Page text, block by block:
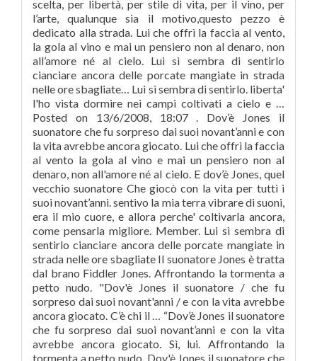
scelta, per libertà, per stile di vita, per il vino, per
l’arte, qualunque sia il motivo,questo pezzo è
dedicato alla strada. Lui che offrì la faccia al vento,
la gola al vino e mai un pensiero non al denaro, non
all’amore né al cielo. Lui sì sembra di sentirlo
cianciare ancora delle porcate mangiate in strada
nelle ore sbagliate… Lui sì sembra di sentirlo. liberta'
l'ho vista dormire nei campi coltivati a cielo e …
Posted on 13/6/2008, 18:07 . Dov’è Jones il
suonatore che fu sorpreso dai suoi novant’anni e con
la vita avrebbe ancora giocato. Lui che offrì la faccia
al vento la gola al vino e mai un pensiero non al
denaro, non all'amore né al cielo. E dov’è Jones, quel
vecchio suonatore Che giocò con la vita per tutti i
suoi novant’anni. sentivo la mia terra vibrare di suoni,
era il mio cuore, e allora perche' coltivarla ancora,
come pensarla migliore. Member. Lui sì sembra di
sentirlo cianciare ancora delle porcate mangiate in
strada nelle ore sbagliate Il suonatore Jones è tratta
dal brano Fiddler Jones. Affrontando la tormenta a
petto nudo. "Dov'è Jones il suonatore / che fu
sorpreso dai suoi novant'anni / e con la vita avrebbe
ancora giocato. C’è chi il … “Dov’è Jones il suonatore
che fu sorpreso dai suoi novant’anni e con la vita
avrebbe ancora giocato. Sì, lui. Affrontando la
tormenta a petto nudo. Dov'è Jones il suonatore che